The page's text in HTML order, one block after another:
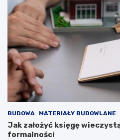
BUDOWA MATERIAŁY BUDOWLANE
Jak założyć księgę
formalności